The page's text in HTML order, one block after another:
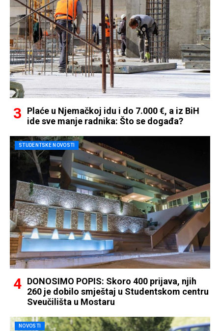
Plaće u Njemačkoj idu i do 7.000 €, a iz BiH
ide sve manje radnika: Što se događa?
STUDENTSKE NOVOSTI
DONOSIMO POPIS: Skoro 400 prijava, njih
260 je dobilo smještaj u Studentskom centru
Sveučilišta u Mostaru
NOVOSTI